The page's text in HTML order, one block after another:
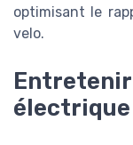
optimisant le
velo.